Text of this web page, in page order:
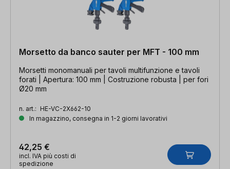
Morsetto da banco sauter per MFT - 100 mm
Morsetti monomanuali per tavoli multifunzione e tavoli
forati | Apertura: 100 mm | Costruzione robusta | per fori
Ø20 mm
n. art.: HE-VC-2X662-10
In magazzino, consegna in 1-2 giorni lavorativi
42,25 €
incl. IVA più costi di
spedizione